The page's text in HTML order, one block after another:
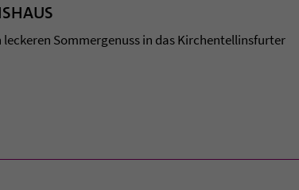
Sommergenuss in das Kirchentellinsfurter